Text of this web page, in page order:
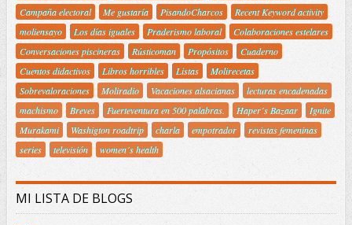
Campaña electoral
Me gustaría PisandoCharcos
Recent Keyword activity
moliensayo
Los días iguales Praderismo laboral
Colaboraciones estelares
Conversaciones piscineras
Rústicoman Propósitos
Cuaderno
Cuentos didactivos
Libros horribles Listas
Molirecetas
Sobrevaloraciones
Moliradio Vacaciones alsacianas
lecturas encadenadas
machismo
Breves Fuerteventura en 500 palabras. Haper´s Bazaar
Ignite
Murakami
Washigton roadtrip charla empotrador
revistas femeninas
series
televisión women´s health
MI LISTA DE BLOGS